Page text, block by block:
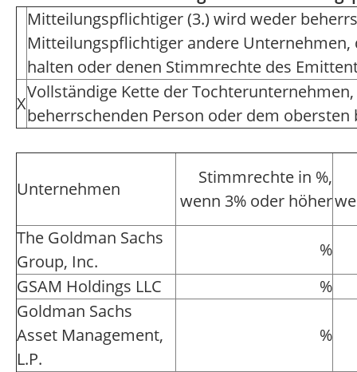
Mitteilungspflichtiger (3.) wird weder
Mitteilungspflichtiger andere
halten oder denen Stimmrechte des
X
Vollständige Kette der
beherrschenden Person oder dem
Unternehmen
Stimmrechte in %,
wenn 3% oder höher
The Goldman Sachs
Group, Inc.
%
GSAM Holdings LLC
%
Goldman Sachs
Asset Management,
L.P.
%